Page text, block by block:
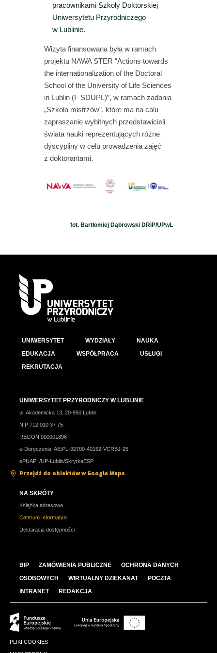
pracownikami Szkoły Doktorskiej
Uniwersytetu Przyrodniczego
w Lublinie.
Wizyta finansowana była w ramach
projektu NAWA STER “Actions towards
the internationalization of the Doctoral
School of the University of Life Sciences
in Lublin (I- SDUPL)”, w ramach zadania
„Szkoła mistrzów”, które ma na calu
zapraszanie wybitnych przedstawicieli
świata nauki reprezentujących różne
dyscypliny w celu prowadzenia zajęć
z doktorantami.
fot. Bartłomiej Dąbrowski DRiP/UPwL
UNIWERSYTET WYDZIAŁY
NAUKA
EDUKACJA
WSPÓŁPRACA
USŁUGI
REKRUTACJA
UNIWERSYTET PRZYRODNICZY W LUBLINIE
ul. Akademicka 13, 20-950 Lublin
NIP 712 010 37 75
REGON 000001896
e-Doręczenia: AE:PL-92700-40162-VCRBJ-25
ePUAP: /UP-Lublin/SkrytkaESP
Przejdź do obiektów w Google Maps
NA SKRÓTY
Książka adresowa
Centrum Informatyki
Deklaracja dostępności
BIP ZAMÓWIENIA PUBLICZNE
OCHRONA DANYCH
OSOBOWYCH
WIRTUALNY DZIEKANAT
POCZTA
INTRANET
REDAKCJA
PLIKI COOKIES